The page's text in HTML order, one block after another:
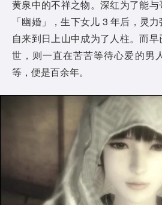
黄泉中的不祥之物。深红为了能
「幽婚」，生下女儿 3 年后，灵
自来到日上山中成为了人柱。而
世，则一直在苦苦等待心爱的男
等，便是百余年。